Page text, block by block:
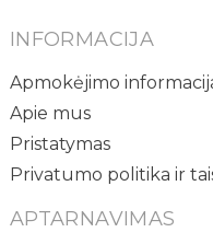
INFORMACIJA
Apmokėjimo
Apie mus
Pristatymas
Privatumo politika ir
APTARNAVIMAS